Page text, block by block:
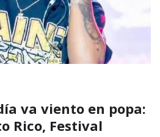
va viento en popa:
Rico, Festival